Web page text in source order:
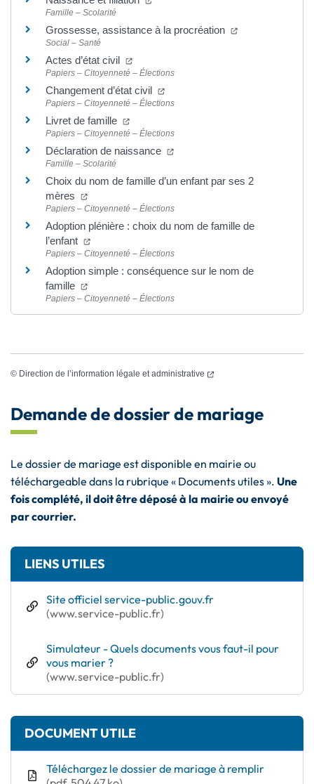
Famille – Scolarité
Grossesse, assistance à la procréation (ouverture dans
Social – Santé
Actes d’état civil (ouverture dans un nouvel onglet)
Papiers – Citoyenneté – Élections
Changement d’état civil (ouverture dans un nouvel
Papiers – Citoyenneté – Élections
Livret de famille (ouverture dans un nouvel onglet)
Papiers – Citoyenneté – Élections
Déclaration de naissance (ouverture dans un nouvel
Famille – Scolarité
Choix du nom de famille d’un enfant par ses 2
mères
(ouverture dans un nouvel onglet)
Papiers – Citoyenneté – Élections
Adoption plénière : choix du nom de famille de
l’enfant
(ouverture dans un nouvel onglet)
Papiers – Citoyenneté – Élections
Adoption simple : conséquence sur le nom de
famille
(ouverture dans un nouvel onglet)
Papiers – Citoyenneté – Élections
© Direction de l’information légale et administrative (ouverture dans un
Demande de dossier de mariage
Le dossier de mariage est disponible en mairie ou
téléchargeable dans la rubrique « Documents utiles ». Une
fois complété, il doit être déposé à la mairie ou envoyé
par courrier.
Informations complémentaires
LIENS UTILES
Site officiel service-public.gouv.fr
(www.service-public.fr)
(ouverture dans un nouvel onglet)
Simulateur - Quels documents vous faut-il pour
vous marier ?
(www.service-public.fr)
(ouverture dans un nouvel onglet)
DOCUMENT UTILE
Téléchargez le dossier de mariage à remplir